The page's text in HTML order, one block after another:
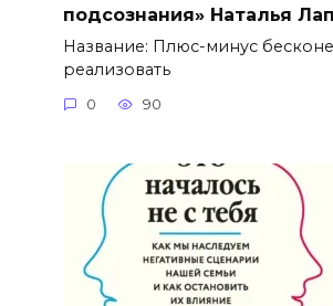
подсознания» Наталья
Название: Плюс-минус
реализовать
0 90